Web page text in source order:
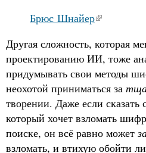
Брюс Шнайер
Другая сложность, которая
проектированию ИИ, тоже
придумывать свои методы
неохотой приниматься за
творении. Даже если сказать
который хочет взломать
поиске, он всё равно может
взломать, и втихую обойти